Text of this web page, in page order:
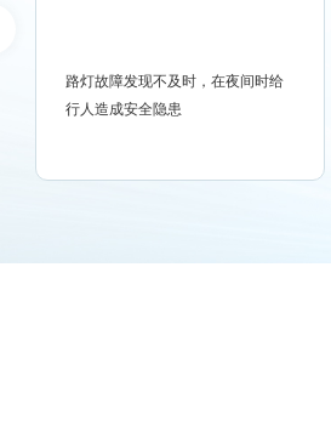
路灯故障发现不及时，在夜间时给
行人造成安全隐患